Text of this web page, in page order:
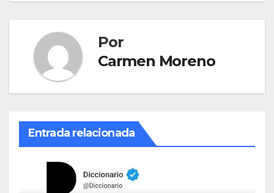
Por
Carmen Moreno
Entrada relacionada